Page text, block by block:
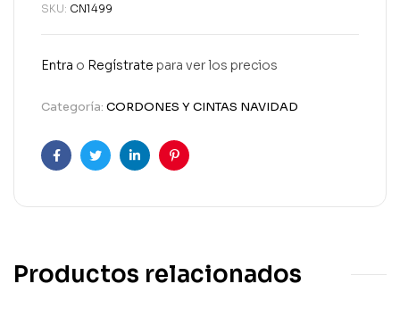
SKU: CN1499
Entra o Regístrate para ver los precios
Categoría: CORDONES Y CINTAS NAVIDAD
FacebookTwitterLinkedinPinterest
Productos relacionados